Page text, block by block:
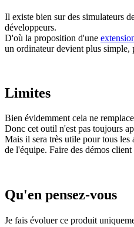
Il existe bien sur des simulateurs
développeurs.
D'où la proposition d'une
un ordinateur devient plus simple,
Limites
Bien évidemment cela ne
Donc cet outil n'est pas toujours
Mais il sera très utile pour tous les
de l'équipe. Faire des démos
Qu'en pensez-vous
Je fais évoluer ce produit